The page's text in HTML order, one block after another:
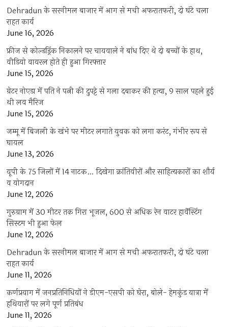
Dehradun के सरनीमल बाजार में आग से मची अफरातफरी, दो घंटे चला
राहत कार्य
June 16, 2026
फ्रीज से कोल्डड्रिंक निकालने पर चायवाले ने बांध दिए थे दो बच्चों के हाथ,
वीडियो वायरल होते ही हुआ गिरफ्तार
June 15, 2026
ग्रेटर नोएडा में पति ने पत्नी की दुपट्टे से गला दबाकर की हत्या, 9 साल पहले हुई
थी लव मैरिज
June 15, 2026
जम्मू में बिजली के खंभे पर मीटर लगाते युवक को लगा करंट, गंभीर रूप से
घायल
June 13, 2026
यूपी के 75 जिलों में 14 नाटक… दिखेगा क्रांतिवीरों और साहित्यकारों का शौर्य
व योगदान
June 12, 2026
गुरुग्राम में 30 मीटर तक गिरा भूजल, 600 से अधिक रेन वाटर हार्वेस्टिंग
सिस्टम भी हुआ फेल
June 12, 2026
Dehradun के सरनीमल बाजार में आग से मची अफरातफरी, दो घंटे चला
राहत कार्य
June 11, 2026
कर्णप्रयाग में जनप्रतिनिधियों ने डीएम-एसपी को घेरा, बोले- हेमकुंड यात्रा में
हथियारों पर लगे पूर्ण प्रतिबंध
June 11, 2026